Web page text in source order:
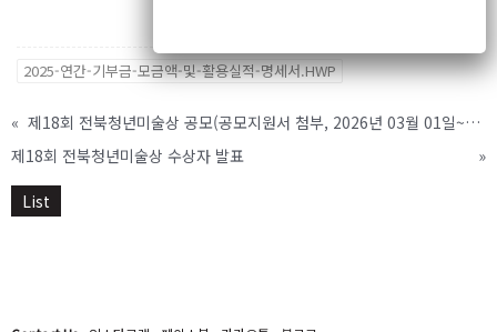
2025-연간-기부금-모금액-및-활용실적-명세서.HWP
«
제18회 전북청년미술상 공모(공모지원서 첨부, 2026년 03월 01일~4월 30일) <공모 기간 연장>
제18회 전북청년미술상 수상자 발표
»
List